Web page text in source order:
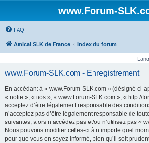
www.Forum-
FAQ
Amical SLK de France Index du forum
www.Forum-SLK.com - Enregistrement
En accédant à « www.Forum-SLK.com » (désigné ci-
« notre », « nos », « www.Forum-SLK.com », « http://
acceptez d’être légalement responsable des
n’acceptez pas d’être légalement responsable de
suivantes, alors n’accédez pas et/ou n’utilisez pas «
Nous pouvons modifier celles-ci à n’importe quel
pour que vous en soyez informé, bien qu’il soit